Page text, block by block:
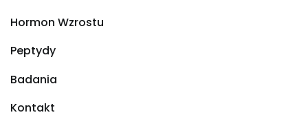
Hormon Wzrostu
Peptydy
Badania
Kontakt